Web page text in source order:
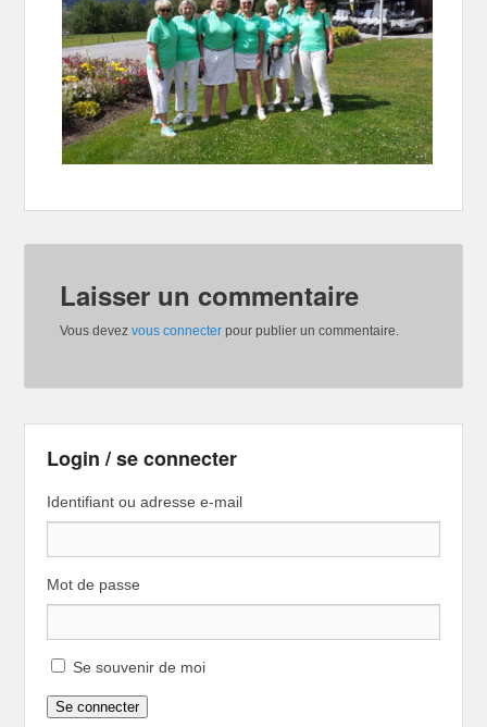
Laisser un commentaire
Vous devezvous connecter pour publier un commentaire.
Login / se connecter
Identifiant ou adresse e-mail
Mot de passe
Se souvenir de moi
Se connecter